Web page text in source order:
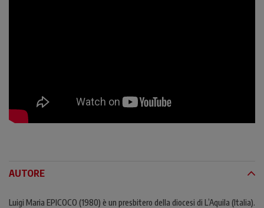
AUTORE
Luigi Maria EPICOCO (1980) è un presbitero della diocesi di L’Aquila (Italia).